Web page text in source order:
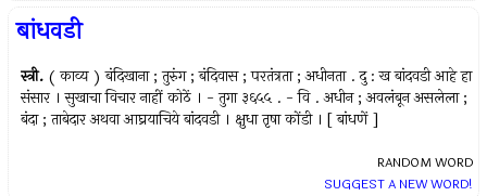
बांधवडी
स्त्री. ( काव्य ) बंदिखाना ; तुरुंग ; बंदिवास ; परतंत्रता ; अधीनता . दु : ख बांदवडी आहे हा
संसार । सुखाचा विचार नाहीं कोठें । - तुगा ३६५५ . - वि . अधीन ; अवलंबून असलेला ;
बंदा ; ताबेदार अथवा आघ्रयाचिये बांदवडी । क्षुधा तृषा कोंडी । [ बांधणें ]
RANDOM WORD
SUGGEST A NEW WORD!